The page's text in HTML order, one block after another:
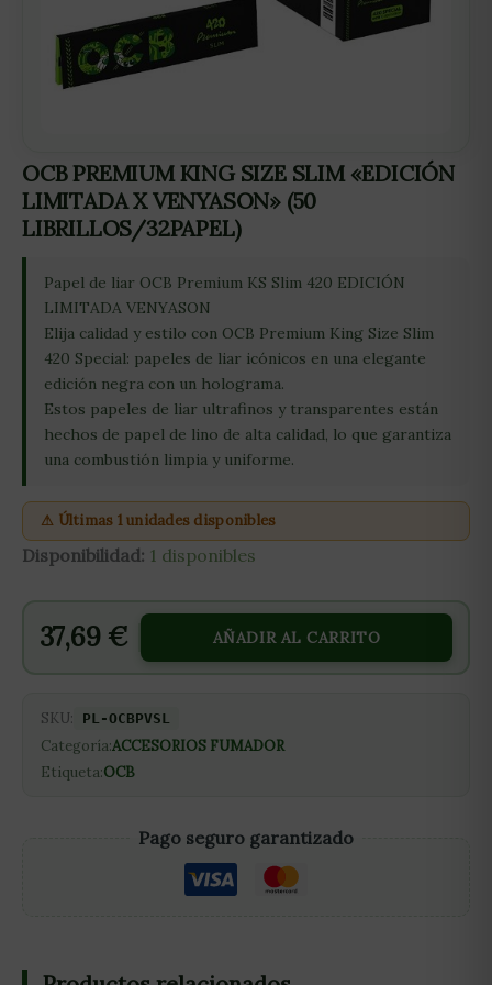
OCB PREMIUM KING SIZE SLIM «EDICIÓN
LIMITADA X VENYASON» (50
LIBRILLOS/32PAPEL)
Papel de liar OCB Premium KS Slim 420 EDICIÓN
LIMITADA VENYASON
Elija calidad y estilo con OCB Premium King Size Slim
420 Special: papeles de liar icónicos en una elegante
edición negra con un holograma.
Estos papeles de liar ultrafinos y transparentes están
hechos de papel de lino de alta calidad, lo que garantiza
una combustión limpia y uniforme.
⚠ Últimas 1 unidades disponibles
Disponibilidad: 1 disponibles
37,69 € AÑADIR AL CARRITO
SKU: PL-OCBPVSL
Categoría:ACCESORIOS FUMADOR
Etiqueta:OCB
Pago seguro garantizado